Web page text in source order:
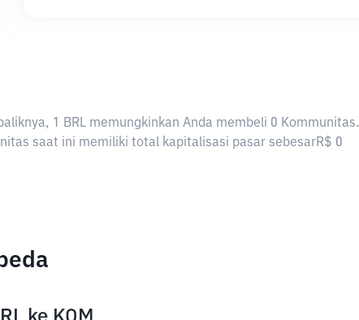
1 BRL memungkinkan Anda membeli 0 Kommunitas.
saat ini memiliki total kapitalisasi pasar sebesarR$ 0